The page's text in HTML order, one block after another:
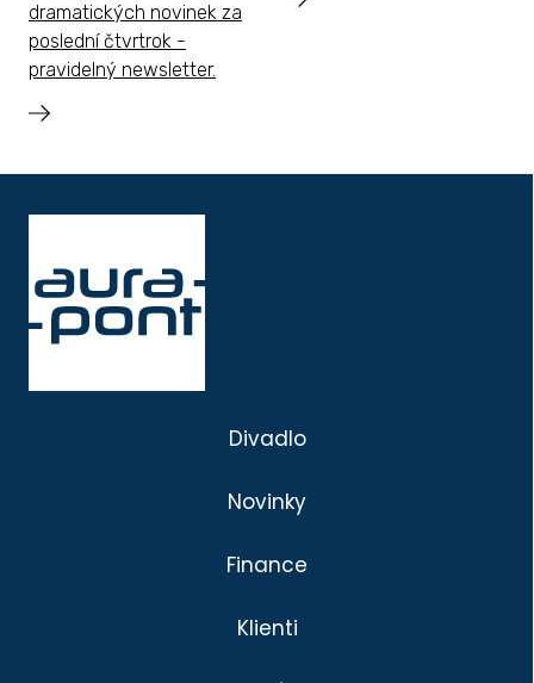
dramatických novinek za
poslední čtvrtrok -
pravidelný newsletter.
Divadlo
Novinky
Finance
Klienti